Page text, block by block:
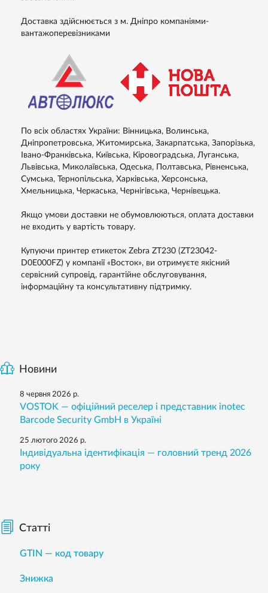
Доставка здійснюється з м. Дніпро компаніями-
вантажоперевізниками
По всіх областях України: Вінницька, Волинська,
Дніпропетровська, Житомирська, Закарпатська, Запорізька,
Івано-Франківська, Київська, Кіровоградська, Луганська,
Львівська, Миколаївська, Одеська, Полтавська, Рівненська,
Сумська, Тернопільська, Харківська, Херсонська,
Хмельницька, Черкаська, Чернігівська, Чернівецька.
Якщо умови доставки не обумовлюються, оплата доставки
не входить у вартість товару.
Купуючи принтер етикеток Zebra ZT230 (ZT23042-
D0E000FZ) у компанії «Восток», ви отримуєте якісний
сервісний супровід, гарантійне обслуговування,
інформаційну та консультативну підтримку.
Новини
8 червня 2026 р.
VOSTOK — офіційний реселер і представник inotec
Barcode Security GmbH в Україні
25 лютого 2026 р.
Індивідуальна ідентифікація — головний тренд 2026
року
Статті
GTIN — код товару
Знижка